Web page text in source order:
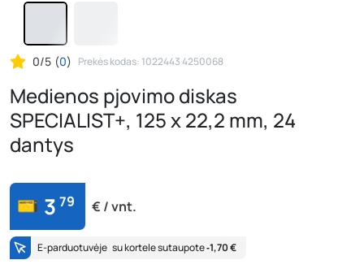
0/5 (0) Prekės kodas: 1022443 4250068
Medienos pjovimo diskas
SPECIALIST+, 125 x 22,2 mm, 24
dantys
3 79 € / vnt.
E-parduotuvėje su kortele sutaupote‐1,70 €